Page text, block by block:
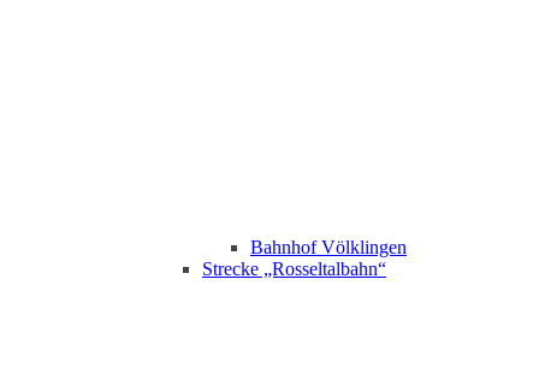
Bahnhof Völklingen
Strecke „Rosseltalbahn“